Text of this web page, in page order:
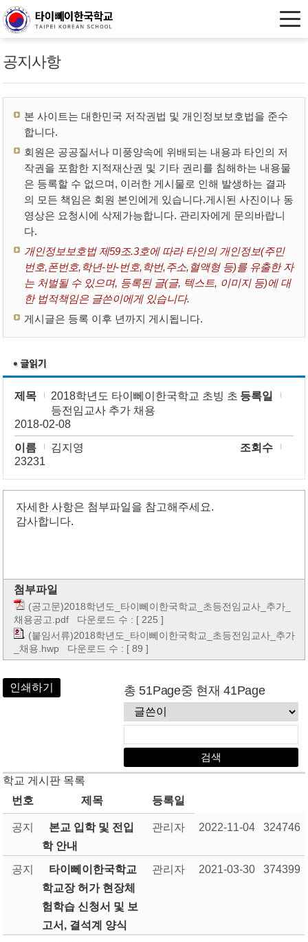
공지사항
본 사이트는 대한민국 저작권법 및 개인정보보호법을 준수
합니다.
회원은 공공질서나 미풍양속에 위배되는 내용과 타인의 저
작권을 포함한 지적재산권 및 기타 권리를 침해하는 내용물
은 등록할 수 없으며, 이러한 게시물로 인해 발생하는 결과
의 모든 책임은 회원 본인에게 있습니다.게시된 사진이나 동
영상은 요청시에 삭제가능합니다. 관리자에게 문의바랍니
다.
개인정보보호법 제59조.3호에 따라 타인의 개인정보(주민
번호,폰번호,학년-반-번호,학번,주소,혈액형 등)를 유출한 자
는 처벌될 수 있으며, 등록된 글(글, 텍스트, 이미지 등)에 대
한 법적책임은 글쓴이에게 있습니다.
게시글은 등록 이후 년까지 게시됩니다.
제목
2018학년도 타이뻬이한국학교 초빙 초
등전임교사 추가 채용
등록일
2018-02-08
이름
김지영
조회수
23231
자세한 사항은 첨부파일을 참고해주세요.
감사합니다.
첨부파일
(공고문)2018학년도_타이뻬이한국학교_초등전임교사_추가_
채용공고.pdf 다운로드 수 : [ 225 ]
(붙임서류)2018학년도_타이뻬이한국학교_초등전임교사_추가
_채용.hwp 다운로드 수 : [ 89 ]
인쇄하기 총 51Page중 현재 41Page
학교 게시판 목록
번호
제목 등록일
공지
본교 입학 및 전입
학 안내
관리자 2022-11-04 324746
공지
타이뻬이한국학교
학교장 허가 현장체
험학습 신청서 및 보
고서, 결석계 양식
관리자 2021-03-30 374399